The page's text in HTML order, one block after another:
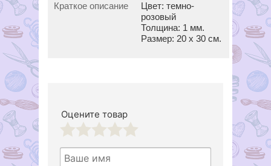
Краткое описание
Цвет: темно-
розовый
Толщина: 1 мм.
Размер: 20 х 30 см.
Оцените товар